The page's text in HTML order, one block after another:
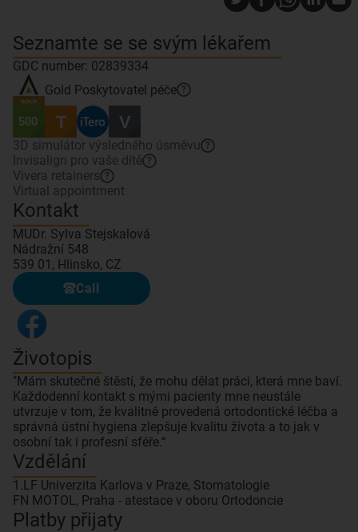
Seznamte se se svým lékařem
GDC number: 02839334
Gold Poskytovatel péče ?
3D simulátor výsledného úsměvu ?
Invisalign pro vaše dítě ?
Vivera retainers ?
Virtual appointment
Kontakt
MUDr. Sylva Stejskalová
Nádražní 548
539 01, Hlinsko, CZ
Call
Životopis
"Mám skutečné štěstí, že mohu dělat práci, která mne baví.
Každodenní kontakt s mými pacienty mne neustále
utvrzuje v tom, že kvalitně provedená ortodontické léčba a
správná ústní hygiena zlepšuje kvalitu života a to jak v
osobní tak i profesní sféře.“
Vzdělání
1.LF Univerzita Karlova v Praze, Stomatologie
FN MOTOL, Praha - atestace v oboru Ortodoncie
Platby přijaty